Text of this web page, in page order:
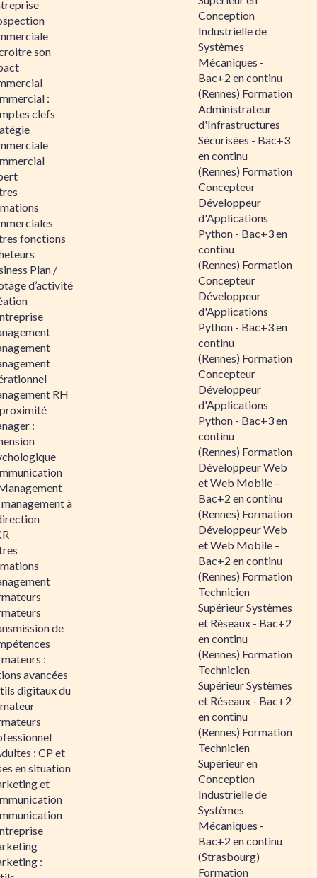
son
:
clefs
fonctions
Plan /
d’activité
RH
:
à
de
:
avancées
digitaux du
: CP et
en situation
et
:
Conception
Industrielle de
Systèmes
Mécaniques -
Bac+2 en continu
(Rennes) Formation
Administrateur
d'Infrastructures
Sécurisées - Bac+3
en continu
(Rennes) Formation
Concepteur
Développeur
d'Applications
Python - Bac+3 en
continu
(Rennes) Formation
Concepteur
Développeur
d'Applications
Python - Bac+3 en
continu
(Rennes) Formation
Concepteur
Développeur
d'Applications
Python - Bac+3 en
continu
(Rennes) Formation
Développeur Web
et Web Mobile –
Bac+2 en continu
(Rennes) Formation
Développeur Web
et Web Mobile –
Bac+2 en continu
(Rennes) Formation
Technicien
Supérieur Systèmes
et Réseaux - Bac+2
en continu
(Rennes) Formation
Technicien
Supérieur Systèmes
et Réseaux - Bac+2
en continu
(Rennes) Formation
Technicien
Supérieur en
Conception
Industrielle de
Systèmes
Mécaniques -
Bac+2 en continu
(Strasbourg)
Formation